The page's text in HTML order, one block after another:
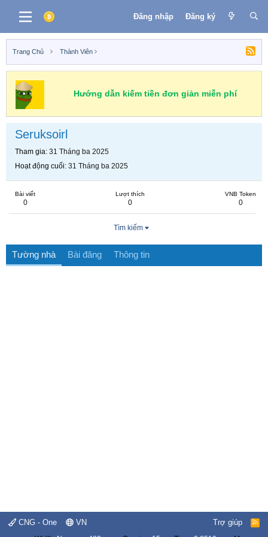
Đăng nhập Đăng ký
Trang Chủ Thành Viên
Hướng dẫn kiếm tiền đơn giản miễn phí
Seruksoirl
Tham gia 31 Tháng ba 2025
Hoạt động cuối 31 Tháng ba 2025
Bài viết
0
Lượt thích
0
VNB Token
0
Tìm kiếm
Tường nhà Bài đăng Thông tin
CNG - One VN Trợ giúp
R